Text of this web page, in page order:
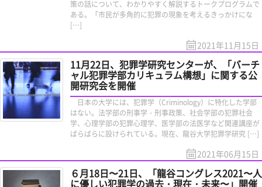
策の話について、わかりやすく解説するトークプログラムで
ある。「市民が多角的に犯罪の現象を考えるきっかけにな
[…]
2021年11月15日
11月22日、犯罪学研究センターが、「バーチ
ャル犯罪学部カリキュラム構想」に関する公
開研究会を開催
日本の大学には、犯罪学（Criminology）に特化した学部
はない。法学部の刑事学・刑事政策、社会学部の犯罪社会
学、心理学部の犯罪心理学、医学部の法医学など関連講座が
ばらばらに設けられている。現在、龍谷大学犯罪学研究 […]
2021年06月15日
６月18日〜21日、「龍谷コングレス2021〜人
に優しい犯罪学の過去・現在・未来〜」開催